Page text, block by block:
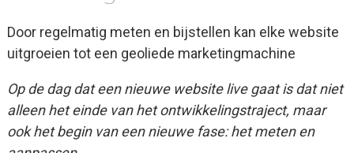
Door regelmatig meten en bijstellen kan elke website
uitgroeien tot een geoliede marketingmachine
Op de dag dat een nieuwe website live gaat is dat niet
alleen het einde van het ontwikkelingstraject, maar
ook het begin van een nieuwe fase: het meten en